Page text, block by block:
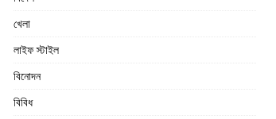
খেলা
লাইফ স্টাইল
বিনোদন
বিবিধ